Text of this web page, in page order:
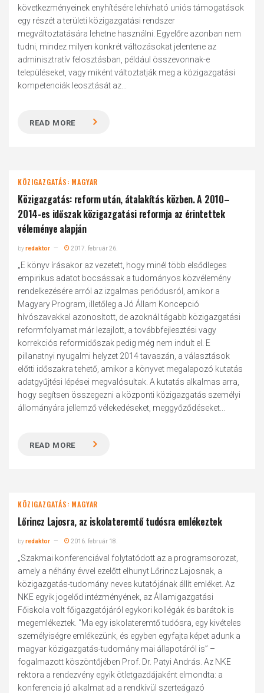
következményeinek enyhítésére lehívható uniós támogatások
egy részét a területi közigazgatási rendszer
megváltoztatására lehetne használni. Egyelőre azonban nem
tudni, mindez milyen konkrét változásokat jelentene az
adminisztratív felosztásban, például összevonnak-e
településeket, vagy miként változtatják meg a közigazgatási
kompetenciák leosztását az...
READ MORE
KÖZIGAZGATÁS: MAGYAR
Közigazgatás: reform után, átalakítás közben. A 2010–
2014-es időszak közigazgatási reformja az érintettek
véleménye alapján
byredaktor 2017. február 26.
„E könyv írásakor az vezetett, hogy minél több elsődleges
empirikus adatot bocsássak a tudományos közvélemény
rendelkezésére arról az izgalmas periódusról, amikor a
Magyary Program, illetőleg a Jó Állam Koncepció
hívószavakkal azonosított, de azoknál tágabb közigazgatási
reformfolyamat már lezajlott, a továbbfejlesztési vagy
korrekciós reformidőszak pedig még nem indult el. E
pillanatnyi nyugalmi helyzet 2014 tavaszán, a választások
előtti időszakra tehető, amikor a könyvet megalapozó kutatás
adatgyűjtési lépései megvalósultak. A kutatás alkalmas arra,
hogy segítsen összegezni a központi közigazgatás személyi
állományára jellemző vélekedéseket, meggyőződéseket...
READ MORE
KÖZIGAZGATÁS: MAGYAR
Lőrincz Lajosra, az iskolateremtő tudósra emlékeztek
byredaktor 2016. február 18.
„Szakmai konferenciával folytatódott az a programsorozat,
amely a néhány évvel ezelőtt elhunyt Lőrincz Lajosnak, a
közigazgatás-tudomány neves kutatójának állít emléket. Az
NKE egyik jogelőd intézményének, az Államigazgatási
Főiskola volt főigazgatójáról egykori kollégák és barátok is
megemlékeztek. “Ma egy iskolateremtő tudósra, egy kivételes
személyiségre emlékezünk, és egyben egyfajta képet adunk a
magyar közigazgatás-tudomány mai állapotáról is” –
fogalmazott köszöntőjében Prof. Dr. Patyi András. Az NKE
rektora a rendezvény egyik ötletgazdájaként elmondta: a
konferencia jó alkalmat ad a rendkívül szerteágazó